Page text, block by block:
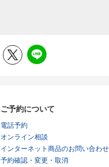
ご予約について
電話予約
オンライン相談
インターネット商品のお問い合わせ
予約確認・変更・取消